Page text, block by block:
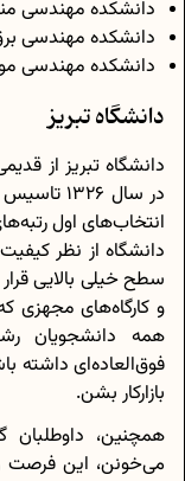
دانشکده مهندسی
دانشکده مهندسی
دانشکده مهندسی
دانشگاه تبریز
دانشگاه تبریز از
در سال
انتخاب‌های اول
دانشگاه از نظر
سطح خیلی بالایی قرار
و کارگاه‌های مجهزی
همه دانشجویان
فوق‌العاده‌ای داشته
بازارکار بشن.
همچنین،
می‌خونن، این فرصت